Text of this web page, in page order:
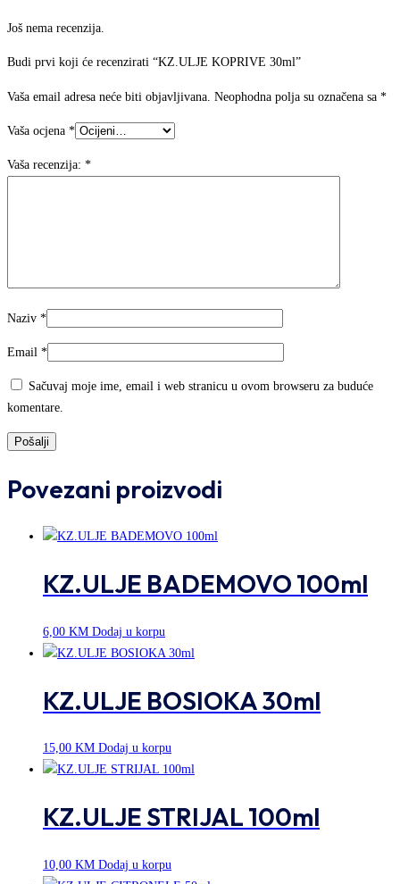
Još nema recenzija.
Budi prvi koji će recenzirati “KZ.ULJE KOPRIVE 30ml”
Vaša email adresa neće biti objavljivana. Neophodna polja su označena sa *
Vaša ocjena *
Vaša recenzija: *
Naziv *
Email *
Sačuvaj moje ime, email i web stranicu u ovom browseru za buduće
komentare.
Povezani proizvodi
KZ.ULJE BADEMOVO 100ml
6,00 KM Dodaj u korpu
KZ.ULJE BOSIOKA 30ml
15,00 KM Dodaj u korpu
KZ.ULJE STRIJAL 100ml
10,00 KM Dodaj u korpu